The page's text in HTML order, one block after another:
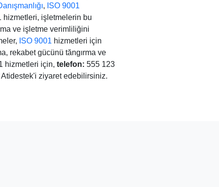
, ISO 9001
hizmetleri, işletmelerin bu
ve işletme verimliliğini
ISO 9001 hizmetleri için
rekabet gücünü tăngırma ve
hizmetleri için, telefon: 555 123
ziyaret edebilirsiniz.